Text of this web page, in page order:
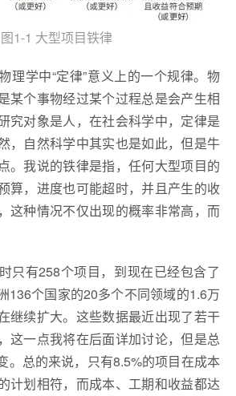
图1-1 大型项目铁律
理学中“定律”意义上的一个规律。物
某个事物经过某个过程总是会产生相
究对象是人，在社会科学中，定律是
，自然科学中其实也是如此，但是牛
。我说的铁律是指，任何大型项目的
算，进度也可能超时，并且产生的收
这种情况不仅出现的概率非常高，而
只有258个项目，到现在已经包含了
136个国家的20多个不同领域的1.6万
继续扩大。这些数据最近出现了若干
这一点我将在后面详加讨论，但是总
。总的来说，只有8.5%的项目在成本
计划相符，而成本、工期和收益都达